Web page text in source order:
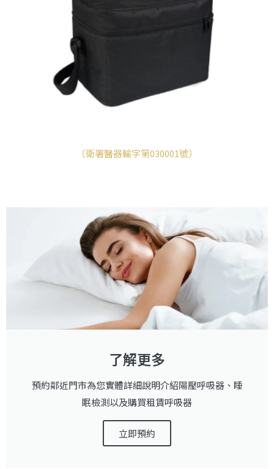
（衛署醫器輸字第030001號）
了解更多
預約鄰近門市為您實體詳細說明介紹陽壓呼吸器、睡
眠檢測以及購買租賃呼吸器
立即預約